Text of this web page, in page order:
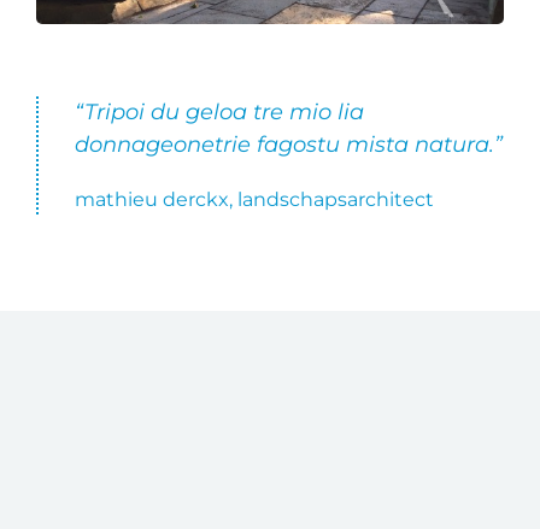
“Tripoi du geloa tre mio lia
donnageonetrie fagostu mista natura.”
mathieu derckx, landschapsarchitect